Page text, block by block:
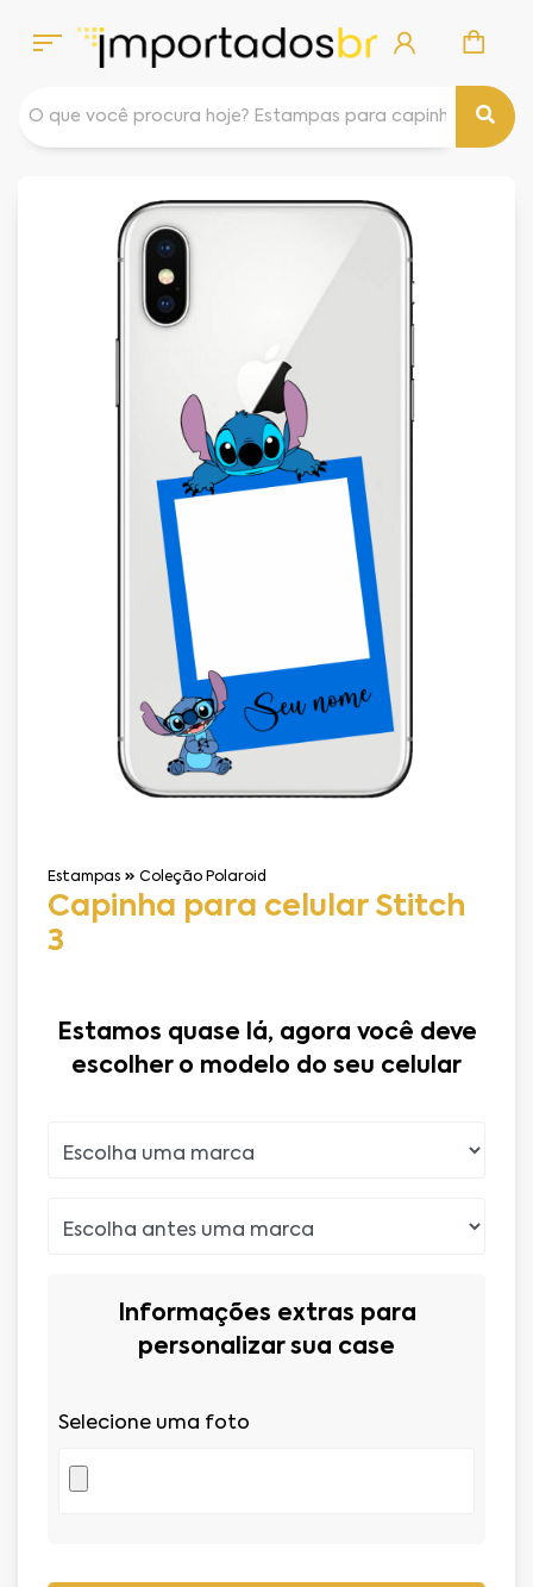
Estampas Coleção Polaroid
Capinha para celular Stitch
3
Estamos quase lá, agora você deve
escolher o modelo do seu celular
Informações extras para
personalizar sua case
Selecione uma foto